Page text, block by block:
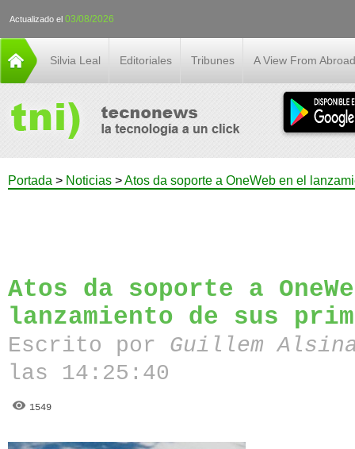
Actualizado el 03/08/2026
Silvia Leal Editoriales Tribunes A View From Abroad
Portada > Noticias >Atos da soporte a OneWeb en el
Atos da soporte a
lanzamiento de sus
Escrito por Guillem
las 14:25:40
1549